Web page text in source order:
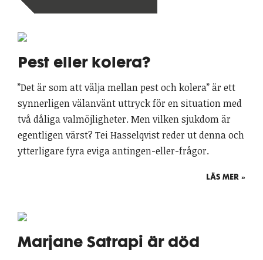
Pest eller kolera?
”Det är som att välja mellan pest och kolera” är ett
synnerligen välanvänt uttryck för en situation med
två dåliga valmöjligheter. Men vilken sjukdom är
egentligen värst? Tei Hasselqvist reder ut denna och
ytterligare fyra eviga antingen-eller-frågor.
LÄS MER »
Marjane Satrapi är död